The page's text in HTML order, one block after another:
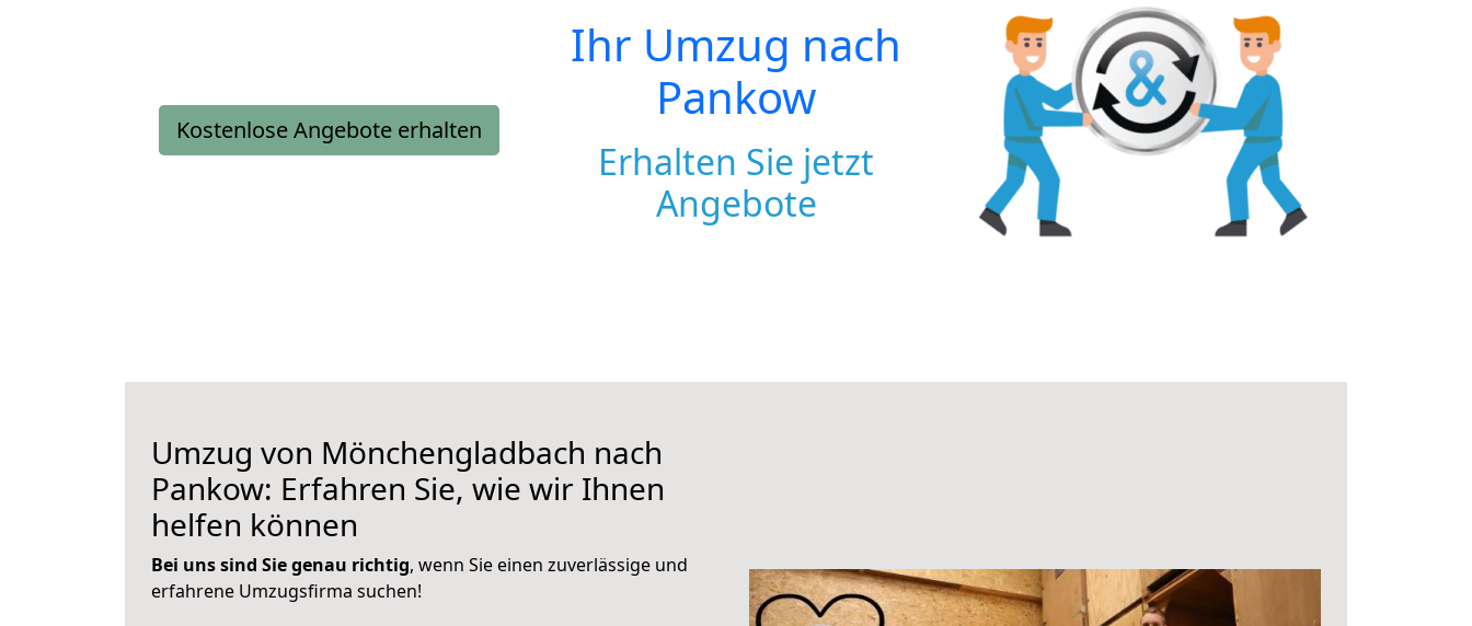
Kostenlose Angebote erhalten
Ihr Umzug nach
Pankow
Erhalten Sie jetzt
Angebote
Umzug von Mönchengladbach nach
Pankow: Erfahren Sie, wie wir Ihnen
helfen können
Bei uns sind Sie genau richtig, wenn Sie einen zuverlässige und
erfahrene Umzugsfirma suchen!